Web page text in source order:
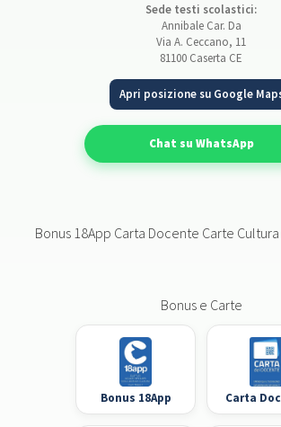
Sede testi scolastici:
Annibale Car. Da
Via A. Ceccano, 11
81100 Caserta CE
Apri posizione su Google
Chat su WhatsApp
Bonus 18App Carta Docente Carte
Bonus e Carte
Bonus 18App Carta